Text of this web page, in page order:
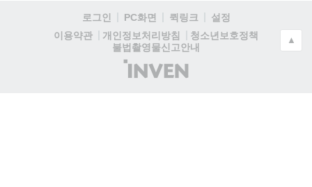
로그인 PC화면 퀵링크
설정
이용약관
개인정보처리방침
청소년보호정책
불법촬영물신고안내
(주)
인
▲